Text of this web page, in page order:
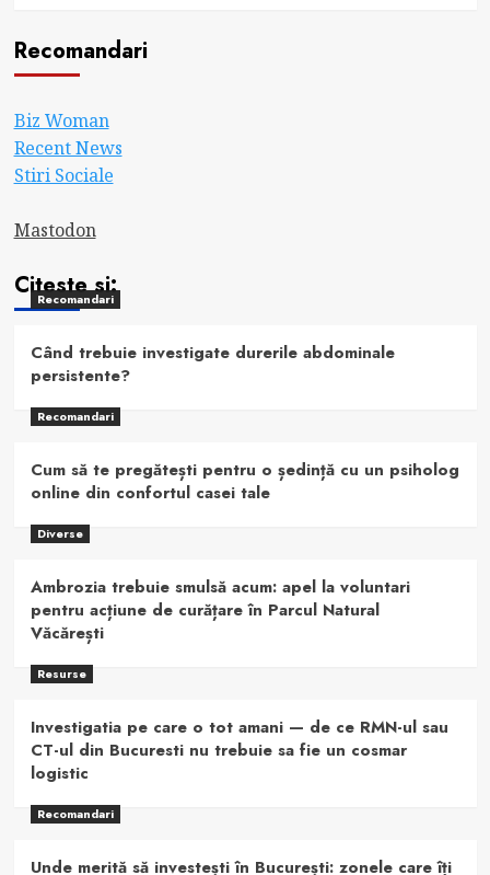
Recomandari
Biz Woman
Recent News
Stiri Sociale
Mastodon
Citeste si:
Recomandari
Când trebuie investigate durerile abdominale
persistente?
Recomandari
Cum să te pregătești pentru o ședință cu un psiholog
online din confortul casei tale
Diverse
Ambrozia trebuie smulsă acum: apel la voluntari
pentru acțiune de curățare în Parcul Natural
Văcărești
Resurse
Investigatia pe care o tot amani — de ce RMN-ul sau
CT-ul din Bucuresti nu trebuie sa fie un cosmar
logistic
Recomandari
Unde merită să investești în București: zonele care îți